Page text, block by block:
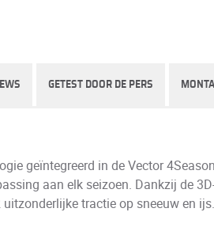
GETEST DOOR DE PERS
geïntegreerd in de Vector
aan elk seizoen. Dankzij de
tractie op sneeuw en